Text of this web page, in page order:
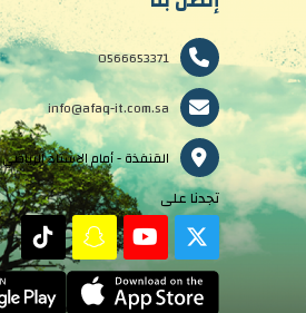
0566653371
info@afaq-it.com.sa
القنفذة - أمام الاستاد الرياضي
تجدنا على